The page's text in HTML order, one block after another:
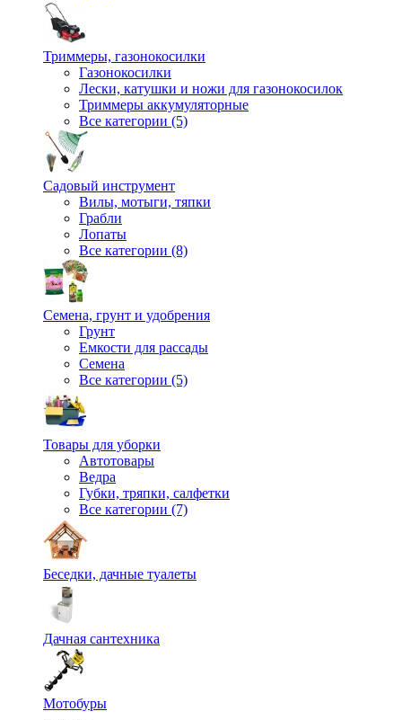
Триммеры, газонокосилки
Газонокосилки
Лески, катушки и ножи для газонокосилок
Триммеры аккумуляторные
Все категории (5)
Садовый инструмент
Вилы, мотыги, тяпки
Грабли
Лопаты
Все категории (8)
Семена, грунт и удобрения
Грунт
Емкости для рассады
Семена
Все категории (5)
Товары для уборки
Автотовары
Ведра
Губки, тряпки, салфетки
Все категории (7)
Беседки, дачные туалеты
Дачная сантехника
Мотобуры